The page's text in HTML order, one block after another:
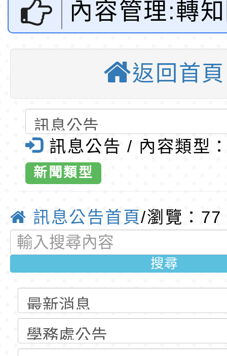
教師韌性
程」
轉農業部桃園區農業
訓練課程」，歡迎已
民小學115學年度「
東門國小115學年度
公告(尚有缺額)
民小學115學年度「
班教師助理員」甄選
東門國小115學年度
梯特教代理教師甄選
公告(尚有缺額)
東門國小附設幼兒園
第1學期第2梯代理教
轉知臺中市政府政風
走」動畫影片
員健康講座「吃得安
心」，請退休同仁踴
清華光罩教學專業論
動時代中的好老師：
教師韌性
轉環境部「淨零綠領
程」
轉農業部桃園區農業
「115年食農教育專
訓練課程」，歡迎已
育專業人員資格者報
錄取公告-桃園市桃
民小學115學年度「
理人員」甄選
東門國小115學年度
梯特教代課教師甄選
錄取公告-桃園市桃
內容管理:轉
央大學辦理
環境部淨零
培育課程「
環」加值課程
優質教
返回首頁
訊息公告 / 內容類型
新聞類型
訊息公告首頁/瀏覽：77
搜尋